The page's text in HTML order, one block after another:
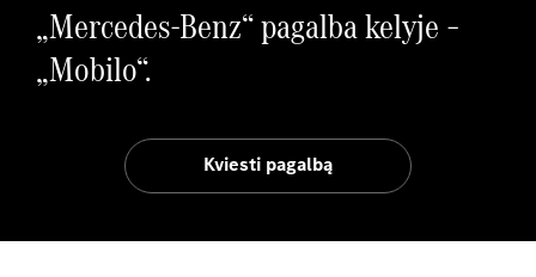
„Mercedes-Benz“ pagalba kelyje –
„Mobilo“.
Kviesti pagalbą